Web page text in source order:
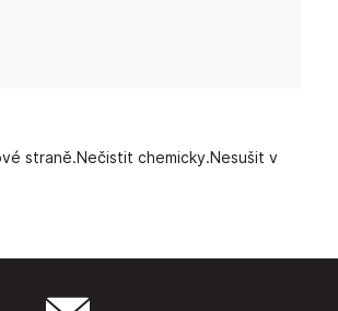
straně.Nečistit chemicky.Nesušit v